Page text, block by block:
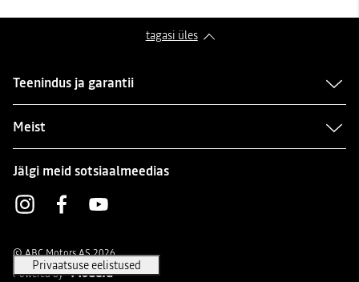
tagasi üles
Teenindus ja garantii
Meist
Jälgi meid sotsiaalmeedias
Instagram
Facebook
© ABC Motors AS 2026
Powered by